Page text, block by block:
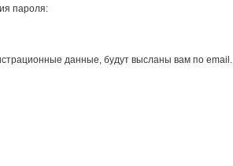
пароля:
данные, будут высланы вам по email.